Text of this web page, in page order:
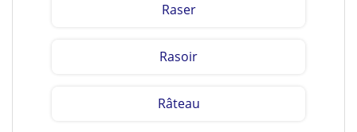
Raser
Rasoir
Râteau